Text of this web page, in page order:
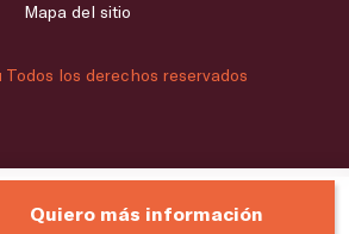
Todos los derechos reservados
Mapa del sitio
Quiero más información